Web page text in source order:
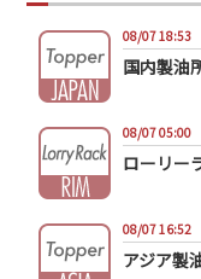
08/07 18:53
国内製油
08/07 05:00
ローリー
08/07 16:52
アジア製